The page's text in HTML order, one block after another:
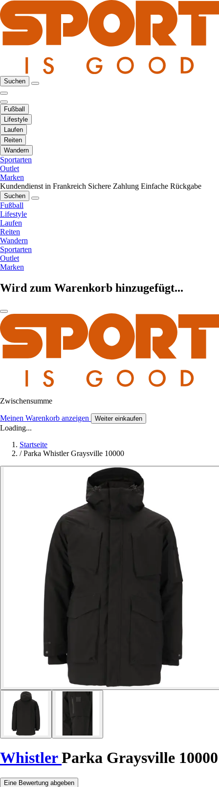
Suchen
Fußball
Lifestyle
Laufen
Reiten
Wandern
Sportarten
Outlet
Marken
Kundendienst in Frankreich Sichere Zahlung Einfache Rückgabe
Suchen
Fußball
Lifestyle
Laufen
Reiten
Wandern
Sportarten
Outlet
Marken
Wird zum Warenkorb hinzugefügt...
Zwischensumme
Meinen Warenkorb anzeigen Weiter einkaufen
Loading...
Startseite
/ Parka Whistler Graysville 10000
WhistlerParka Graysville 10000
Eine Bewertung abgeben